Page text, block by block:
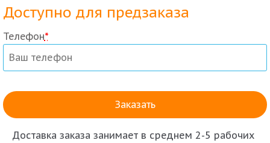
Доступно для предзаказа
Телефон*
Доставка заказа занимает в среднем 2-5 рабочих